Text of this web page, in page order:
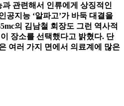
관련해서 인류에게 상징적인
공지능 ‘알파고’가 바둑 대결을
의 김남철 회장도 그런 역사적
장소를 선택했다고 밝혔다. 단
여러 가지 면에서 의료계에 많은